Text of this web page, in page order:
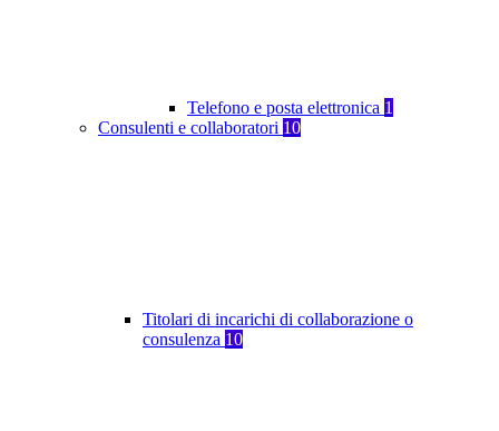
Telefono e posta elettronica 1
Consulenti e collaboratori 10
Titolari di incarichi di collaborazione o
consulenza 10